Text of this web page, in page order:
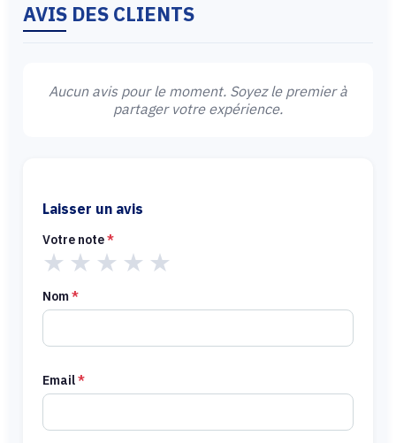
AVIS DES CLIENTS
Aucun avis pour le moment. Soyez le premier à
partager votre expérience.
Laisser un avis
Votre note*
★ ★ ★ ★ ★
Nom*
Email*